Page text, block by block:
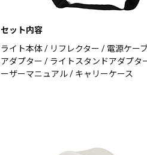
セット内容
ライト本体 / リフレクター / 電源ケー
アダプター / ライトスタンドアダプタ
ーザーマニュアル / キャリーケース